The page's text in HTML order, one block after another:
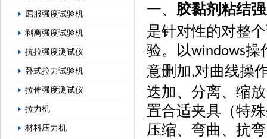
屈服强度试验机
剥离强度试验机
抗拉强度测试仪
卧式拉力试验机
拉伸强度测试仪
拉力机
材料压力机
一、 胶黏剂粘结
是针对性的对整
验。以windows操
意删加,对曲线操
迭加、分离、缩
置合适夹具（特
压缩、弯曲、抗